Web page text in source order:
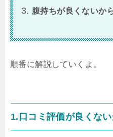
腹持ちが良くないか
順番に解説していくよ。
1.口コミ評価が良くない